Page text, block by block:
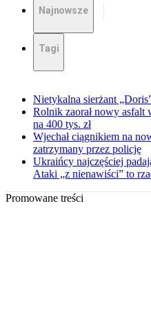
Najnowsze
Tagi
Nietykalna sierżant
Rolnik zaorał nowy asfalt
na 400 tys. zł
Wjechał ciągnikiem na
zatrzymany przez policję
Ukraińcy najczęściej
Ataki „z nienawiści” to
Promowane treści